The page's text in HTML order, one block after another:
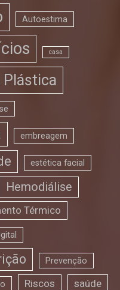
Autoestima
casa
Plástica
embreagem
estética facial
Hemodiálise
Térmico
Prevenção
Riscos saúde